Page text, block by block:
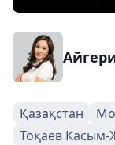
Қазақстан
Тоқаев